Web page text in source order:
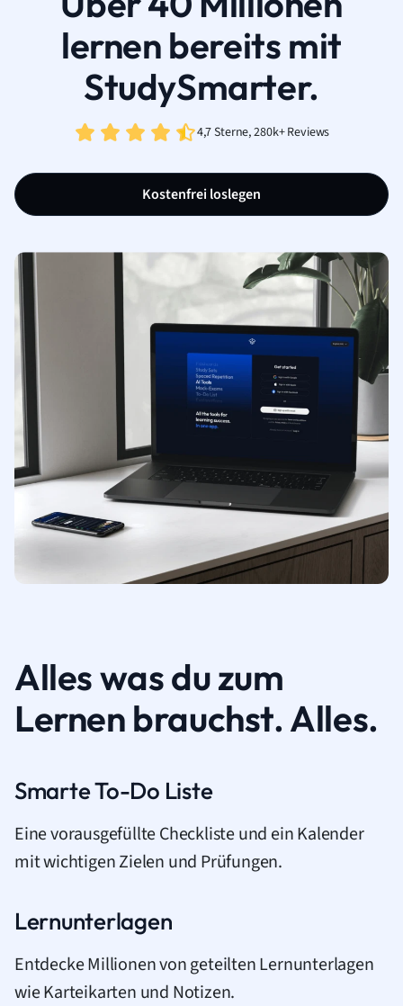
lernen bereits mit
StudySmarter.
4,7 Sterne, 280k+ Reviews
Kostenfrei loslegen
Alles was du zum
Lernen brauchst. Alles.
Smarte To-Do Liste
Eine vorausgefüllte Checkliste und ein Kalender
mit wichtigen Zielen und Prüfungen.
Lernunterlagen
Entdecke Millionen von geteilten Lernunterlagen
wie Karteikarten und Notizen.